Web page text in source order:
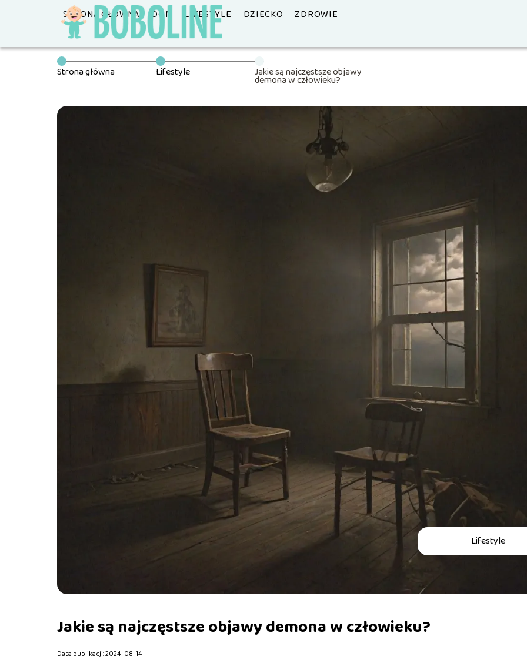
STRONA GŁÓWNA DOM LIFESTYLE DZIECKO ZDROWIE
Strona główna Lifestyle Jakie są najczęstsze objawy
demona w człowieku?
Lifestyle
Jakie są najczęstsze objawy demona w człowieku?
Data publikacji: 2024-08-14